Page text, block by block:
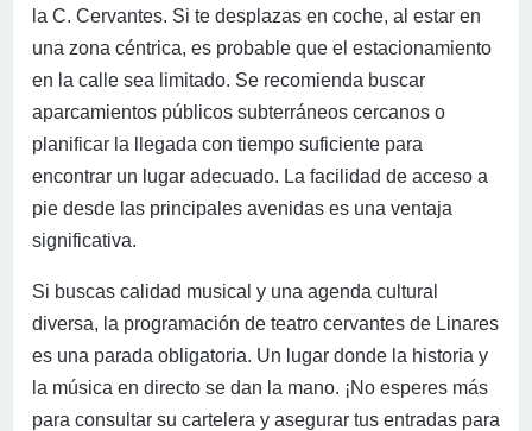
la C. Cervantes. Si te desplazas en coche, al estar en
una zona céntrica, es probable que el estacionamiento
en la calle sea limitado. Se recomienda buscar
aparcamientos públicos subterráneos cercanos o
planificar la llegada con tiempo suficiente para
encontrar un lugar adecuado. La facilidad de acceso a
pie desde las principales avenidas es una ventaja
significativa.
Si buscas calidad musical y una agenda cultural
diversa, la programación de teatro cervantes de Linares
es una parada obligatoria. Un lugar donde la historia y
la música en directo se dan la mano. ¡No esperes más
para consultar su cartelera y asegurar tus entradas para